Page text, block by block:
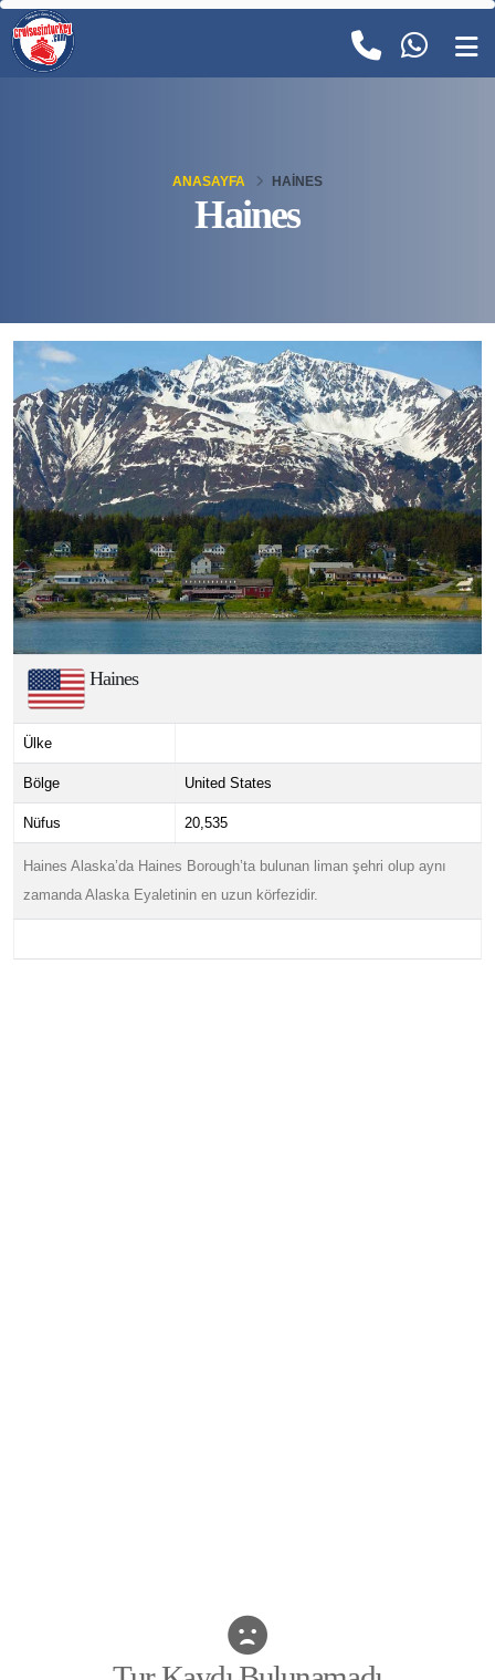
Haines
ANASAYFA HAINES
Haines
Ülke
Bölge United States
Nüfus 20,535
Haines Alaska’da Haines Borough’ta bulunan liman şehri olup aynı
zamanda Alaska Eyaletinin en uzun körfezidir.